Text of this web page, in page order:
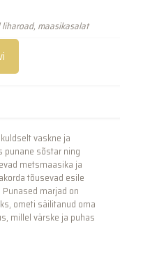
maasikasalat
vaskne ja
punane sõstar ning
metsmaasika ja
tõusevad esile
marjad on
ometi säilitanud oma
millel värske ja puhas